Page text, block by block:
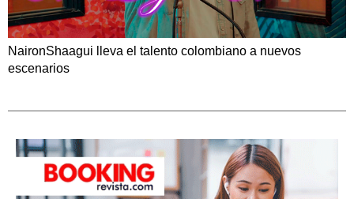
NaironShaagui lleva el talento colombiano a nuevos
escenarios